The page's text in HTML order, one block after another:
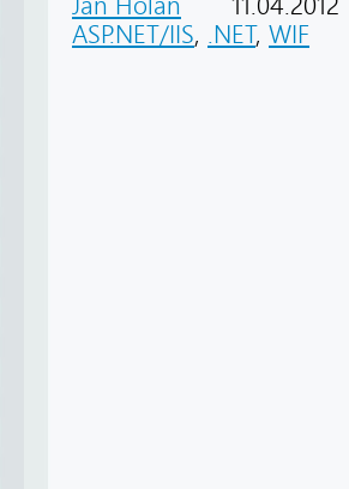
ASP.NET/IIS, .NET, WIF